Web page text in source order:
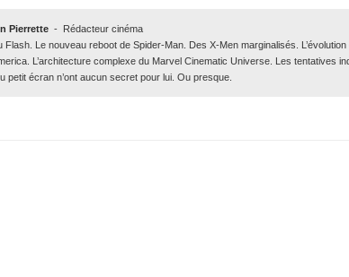
Pierrette -
Rédacteur cinéma
Flash. Le nouveau reboot de Spider-Man. Des X-Men marginalisés.
L’architecture complexe du Marvel Cinematic Universe. Les tentatives
petit écran n’ont aucun secret pour lui. Ou presque.